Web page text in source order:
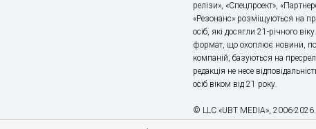
релізи», «Спецпроект»,
«Резонанс» розміщуються на
осіб, які досягли 21-річного
формат, що охоплює новини,
компаній, базуються на
редакція не несе
осіб віком від 21 року.
© LLC «UBT MEDIA», 2006-2026.